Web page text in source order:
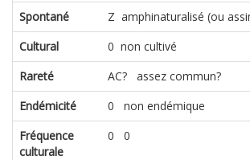
Spontané
Z amphinaturalisé (ou
Cultural
0 non cultivé
Rareté
AC? assez commun?
Endémicité
0 non endémique
Fréquence
culturale
0 0